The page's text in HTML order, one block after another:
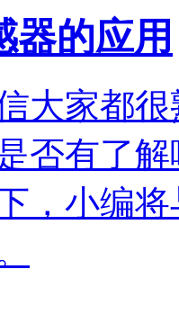
器的应用
大家都
否有了
，小编